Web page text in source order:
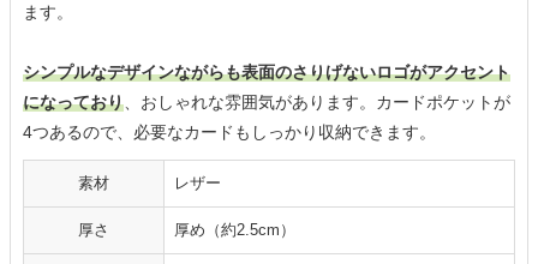
ます。
シンプルなデザインながらも表面のさりげないロゴがアクセント
になっており、おしゃれな雰囲気があります。カードポケットが
4つあるので、必要なカードもしっかり収納できます。
素材 レザー
厚さ 厚め（約2.5cm）